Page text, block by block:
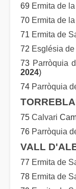
69 Ermita de
70 Ermita de
71 Ermita de
72 Església
73 Parròquia
2024)
74 Parròquia
75 Calvari
76 Parròquia
VALL
77 Ermita de
78 Ermita de